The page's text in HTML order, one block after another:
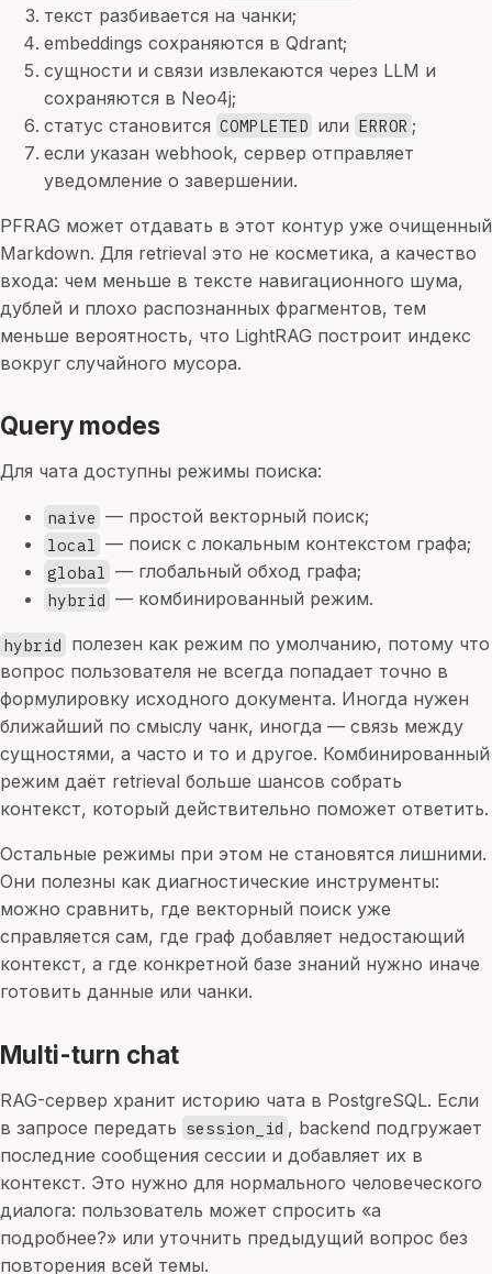
текст разбивается на чанки;
embeddings сохраняются в Qdrant;
сущности и связи извлекаются через LLM и
сохраняются в Neo4j;
статус становится COMPLETED или ERROR ;
если указан webhook, сервер отправляет
уведомление о завершении.
PFRAG может отдавать в этот контур уже очищенный
Markdown. Для retrieval это не косметика, а качество
входа: чем меньше в тексте навигационного шума,
дублей и плохо распознанных фрагментов, тем
меньше вероятность, что LightRAG построит индекс
вокруг случайного мусора.
Query modes
Для чата доступны режимы поиска:
naive — простой векторный поиск;
local — поиск с локальным контекстом графа;
global — глобальный обход графа;
hybrid — комбинированный режим.
hybrid полезен как режим по умолчанию, потому что
вопрос пользователя не всегда попадает точно в
формулировку исходного документа. Иногда нужен
ближайший по смыслу чанк, иногда — связь между
сущностями, а часто и то и другое. Комбинированный
режим даёт retrieval больше шансов собрать
контекст, который действительно поможет ответить.
Остальные режимы при этом не становятся лишними.
Они полезны как диагностические инструменты:
можно сравнить, где векторный поиск уже
справляется сам, где граф добавляет недостающий
контекст, а где конкретной базе знаний нужно иначе
готовить данные или чанки.
Multi-turn chat
RAG-сервер хранит историю чата в PostgreSQL. Если
в запросе передать session_id , backend подгружает
последние сообщения сессии и добавляет их в
контекст. Это нужно для нормального человеческого
диалога: пользователь может спросить «а
подробнее?» или уточнить предыдущий вопрос без
повторения всей темы.